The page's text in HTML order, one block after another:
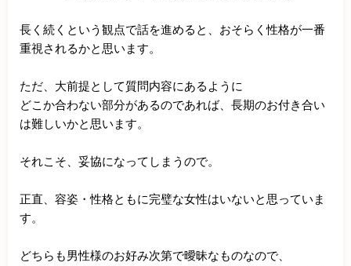
長く続くという観点で話を進めると、おそらく性格が一番
重視されるかと思います。
ただ、大前提として質問内容にあるように
どこか合わない部分があるのであれば、長期のお付き合い
は難しいかと思います。
それこそ、妥協になってしまうので。
正直、容姿・性格ともに完璧な女性はいないと思っていま
す。
どちらも男性様のお好み次第で曖昧なものなので、